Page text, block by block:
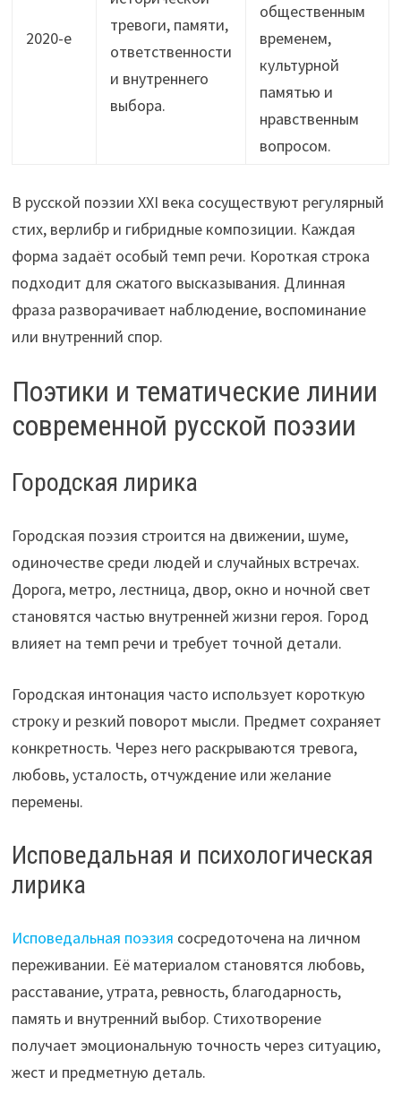
2020-е
тревоги, памяти,
ответственности
и внутреннего
выбора.
общественным
временем,
культурной
памятью и
нравственным
вопросом.
В русской поэзии XXI века сосуществуют регулярный
стих, верлибр и гибридные композиции. Каждая
форма задаёт особый темп речи. Короткая строка
подходит для сжатого высказывания. Длинная
фраза разворачивает наблюдение, воспоминание
или внутренний спор.
Поэтики и тематические линии
современной русской поэзии
Городская лирика
Городская поэзия строится на движении, шуме,
одиночестве среди людей и случайных встречах.
Дорога, метро, лестница, двор, окно и ночной свет
становятся частью внутренней жизни героя. Город
влияет на темп речи и требует точной детали.
Городская интонация часто использует короткую
строку и резкий поворот мысли. Предмет сохраняет
конкретность. Через него раскрываются тревога,
любовь, усталость, отчуждение или желание
перемены.
Исповедальная и психологическая
лирика
Исповедальная поэзия сосредоточена на личном
переживании. Её материалом становятся любовь,
расставание, утрата, ревность, благодарность,
память и внутренний выбор. Стихотворение
получает эмоциональную точность через ситуацию,
жест и предметную деталь.